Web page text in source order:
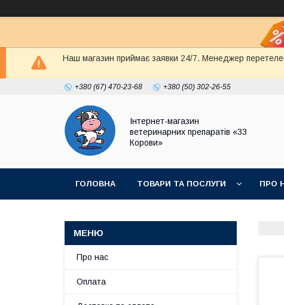
Наш магазин приймає заявки 24/7. Менеджер
+380 (67) 470-23-68 +380 (50) 302-26-55
Інтернет-магазин
ветеринарних препаратів «33
Корови»
ГОЛОВНА ТОВАРИ ТА ПОСЛУГИ ПРО
Про нас
Оплата